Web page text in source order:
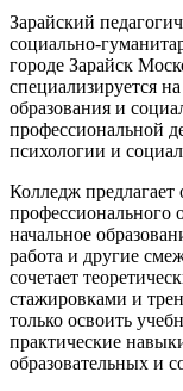
Зарайский
социально-
городе Зарайск
специализируется
образования и
профессиональной
психологии и
Колледж предлагает
профессионального
начальное
работа и другие
сочетает
стажировками и
только освоить
практические
образовательных и